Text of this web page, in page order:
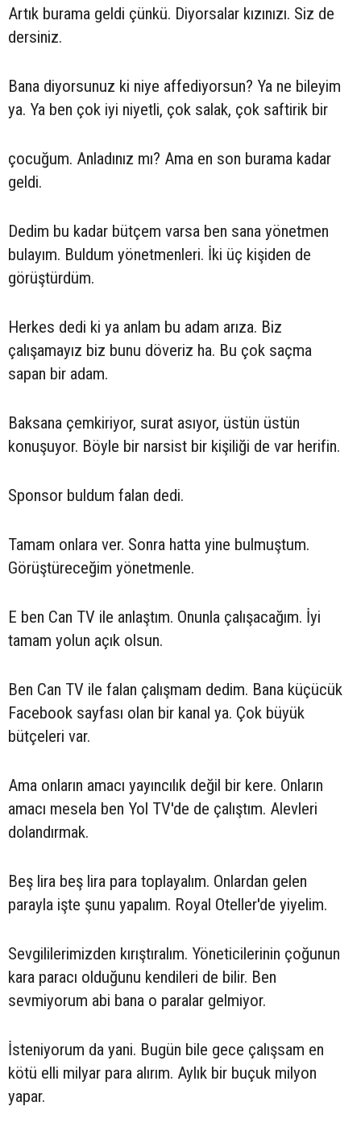
Artık burama geldi çünkü. Diyorsalar kızınızı. Siz de
dersiniz.
Bana diyorsunuz ki niye affediyorsun? Ya ne bileyim
ya. Ya ben çok iyi niyetli, çok salak, çok saftirik bir
çocuğum. Anladınız mı? Ama en son burama kadar
geldi.
Dedim bu kadar bütçem varsa ben sana yönetmen
bulayım. Buldum yönetmenleri. İki üç kişiden de
görüştürdüm.
Herkes dedi ki ya anlam bu adam arıza. Biz
çalışamayız biz bunu döveriz ha. Bu çok saçma
sapan bir adam.
Baksana çemkiriyor, surat asıyor, üstün üstün
konuşuyor. Böyle bir narsist bir kişiliği de var herifin.
Sponsor buldum falan dedi.
Tamam onlara ver. Sonra hatta yine bulmuştum.
Görüştüreceğim yönetmenle.
E ben Can TV ile anlaştım. Onunla çalışacağım. İyi
tamam yolun açık olsun.
Ben Can TV ile falan çalışmam dedim. Bana küçücük
Facebook sayfası olan bir kanal ya. Çok büyük
bütçeleri var.
Ama onların amacı yayıncılık değil bir kere. Onların
amacı mesela ben Yol TV'de de çalıştım. Alevleri
dolandırmak.
Beş lira beş lira para toplayalım. Onlardan gelen
parayla işte şunu yapalım. Royal Oteller'de yiyelim.
Sevgililerimizden kırıştıralım. Yöneticilerinin çoğunun
kara paracı olduğunu kendileri de bilir. Ben
sevmiyorum abi bana o paralar gelmiyor.
İsteniyorum da yani. Bugün bile gece çalışsam en
kötü elli milyar para alırım. Aylık bir buçuk milyon
yapar.